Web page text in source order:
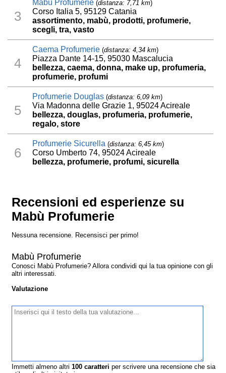
3
Mabù Profumerie (distanza: 7,71 km)
Corso Italia 5, 95129 Catania
assortimento, mabù, prodotti, profumerie,
scegli, tra, vasto
4
Caema Profumerie (distanza: 4,34 km)
Piazza Dante 14-15, 95030 Mascalucia
bellezza, caema, donna, make up, profumeria,
profumerie, profumi
5
Profumerie Douglas (distanza: 6,09 km)
Via Madonna delle Grazie 1, 95024 Acireale
bellezza, douglas, profumeria, profumerie,
regalo, store
6
Profumerie Sicurella (distanza: 6,45 km)
Corso Umberto 74, 95024 Acireale
bellezza, profumerie, profumi, sicurella
Recensioni ed esperienze su
Mabù Profumerie
Nessuna recensione. Recensisci per primo!
Mabù Profumerie
Conosci Mabù Profumerie? Allora condividi qui la tua opinione con gli
altri interessati.
Valutazione
Immetti almeno altri100 caratteri per scrivere una recensione che sia